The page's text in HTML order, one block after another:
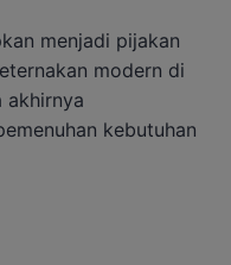
menjadi pijakan
modern di
akhirnya
kebutuhan